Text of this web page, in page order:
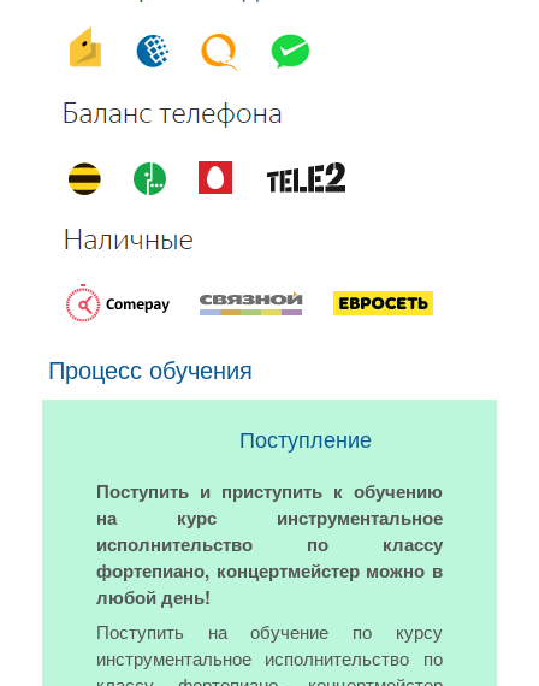
Процесс обучения
Поступление
Поступить и приступить к обучению
на курс инструментальное
исполнительство по классу
фортепиано, концертмейстер можно в
любой день!
Поступить на обучение по курсу
инструментальное исполнительство по